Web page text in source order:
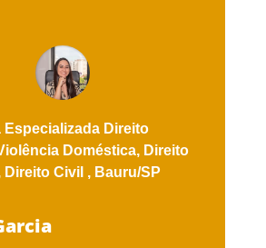
Direito
Doméstica, Direito
Direito Civil , Bauru/SP